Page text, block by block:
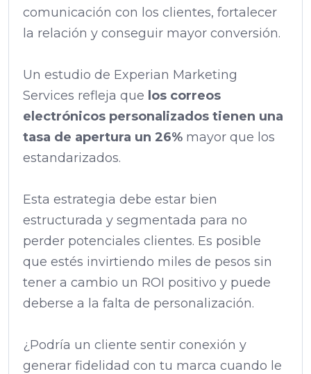
comunicación con los clientes, fortalecer
la relación y conseguir mayor conversión.
Un estudio de Experian Marketing
Services refleja que los correos
electrónicos personalizados tienen una
tasa de apertura un 26% mayor que los
estandarizados.
Esta estrategia debe estar bien
estructurada y segmentada para no
perder potenciales clientes. Es posible
que estés invirtiendo miles de pesos sin
tener a cambio un ROI positivo y puede
deberse a la falta de personalización.
¿Podría un cliente sentir conexión y
generar fidelidad con tu marca cuando le